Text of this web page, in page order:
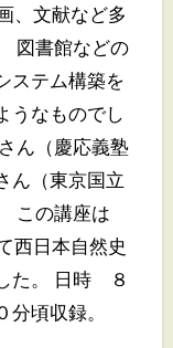
、文献など多
図書館などの
ステム構築を
うなものでし
ん（慶応義塾
ん（東京国立
この講座は
西日本自然史
た。 日時 ８
頃収録。